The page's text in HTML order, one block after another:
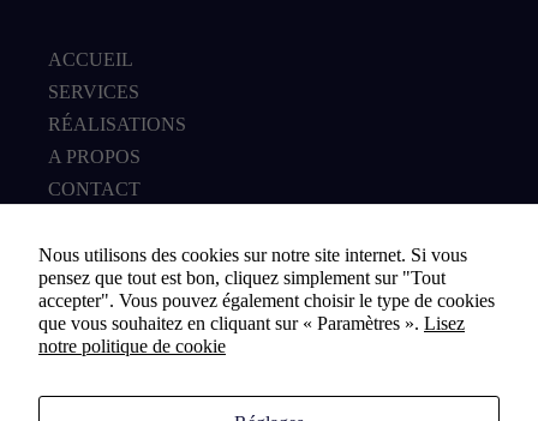
ACCUEIL
SERVICES
RÉALISATIONS
A PROPOS
CONTACT
DEVIS EN LIGNE
CONTACT
martinkevinelec47@gmail.com
Nous utilisons des cookies sur notre site internet. Si vous
pensez que tout est bon, cliquez simplement sur "Tout
accepter". Vous pouvez également choisir le type de cookies
que vous souhaitez en cliquant sur « Paramètres ». Lisez
notre politique de cookie